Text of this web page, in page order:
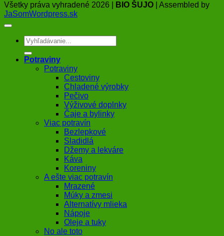
Všetky práva vyhradené 2026 |
BIO ŠUJO | Assembled by
JaSomWordpress.sk
Hľadať:
Potraviny
Potraviny
Cestoviny
Chladené výrobky
Pečivo
Výživové doplnky
Čaje a bylinky
Viac potravín
Bezlepkové
Sladidlá
Džemy a lekváre
Káva
Koreniny
A ešte viac potravín
Mrazené
Múky a zmesi
Alternatívy mlieka
Nápoje
Oleje a tuky
No ale toto